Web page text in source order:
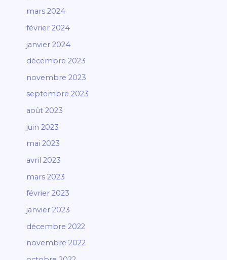
mars 2024
février 2024
janvier 2024
décembre 2023
novembre 2023
septembre 2023
août 2023
juin 2023
mai 2023
avril 2023
mars 2023
février 2023
janvier 2023
décembre 2022
novembre 2022